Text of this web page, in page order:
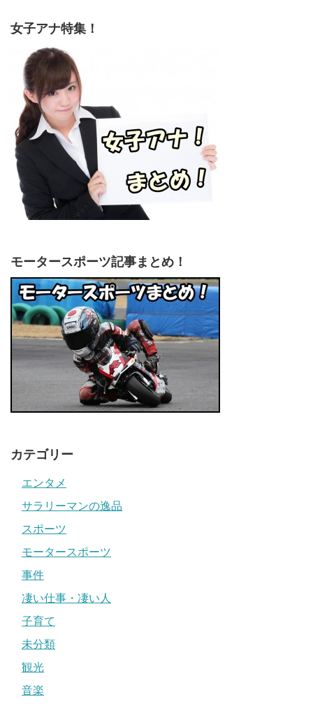
女子アナ特集！
モータースポーツ記事まとめ！
カテゴリー
エンタメ
サラリーマンの逸品
スポーツ
モータースポーツ
事件
凄い仕事・凄い人
子育て
未分類
観光
音楽